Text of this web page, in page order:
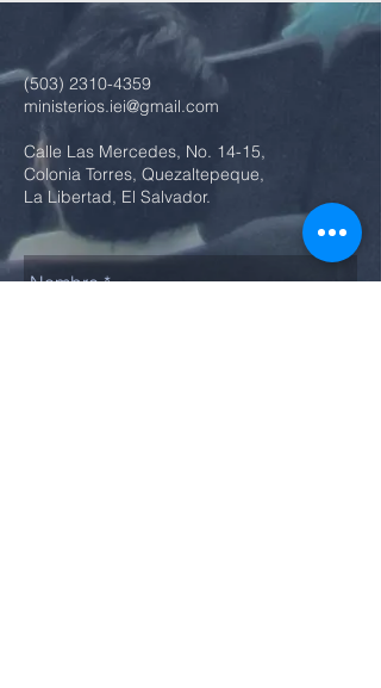
(503) 2310-4359
ministerios.iei@gmail.com
Calle Las Mercedes, No. 14-15,
Colonia Torres, Quezaltepeque,
La Libertad, El Salvador.